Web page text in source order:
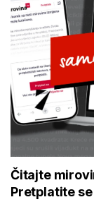
Čitajte
Pretplatite